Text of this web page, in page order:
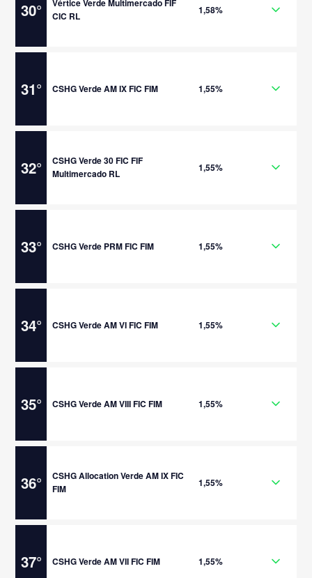
30°
Vértice Verde Multimercado FIF
CIC RL
1,58%
31° CSHG Verde AM IX FIC FIM 1,55%
32°
CSHG Verde 30 FIC FIF
Multimercado RL
1,55%
33° CSHG Verde PRM FIC FIM 1,55%
34° CSHG Verde AM VI FIC FIM 1,55%
35° CSHG Verde AM VIII FIC FIM 1,55%
36°
CSHG Allocation Verde AM IX FIC
FIM
1,55%
37° CSHG Verde AM VII FIC FIM 1,55%